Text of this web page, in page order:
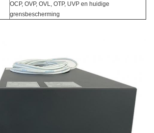
OCP, OVP, OVL, OTP, UVP en huidige
grensbescherming